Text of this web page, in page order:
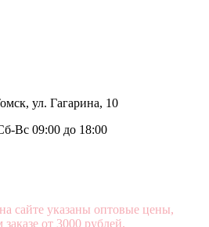
ул. Гагарина, 10
Вс 09:00 до 18:00
сайте указаны оптовые цены,
от 3000 рублей.